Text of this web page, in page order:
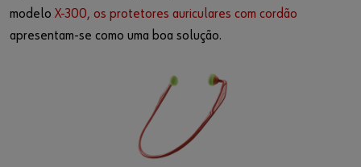
modelo X-300, os protetores auriculares com cordão
apresentam-se como uma boa solução.